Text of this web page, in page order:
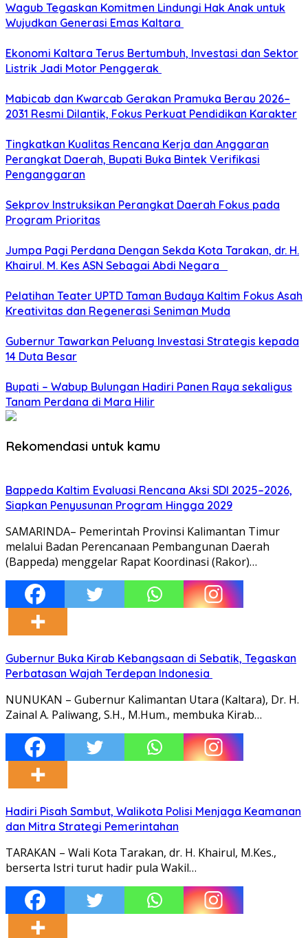
Wagub Tegaskan Komitmen Lindungi Hak Anak untuk
Wujudkan Generasi Emas Kaltara
Ekonomi Kaltara Terus Bertumbuh, Investasi dan Sektor
Listrik Jadi Motor Penggerak
Mabicab dan Kwarcab Gerakan Pramuka Berau 2026–
2031 Resmi Dilantik, Fokus Perkuat Pendidikan Karakter
Tingkatkan Kualitas Rencana Kerja dan Anggaran
Perangkat Daerah, Bupati Buka Bintek Verifikasi
Penganggaran
Sekprov Instruksikan Perangkat Daerah Fokus pada
Program Prioritas
Jumpa Pagi Perdana Dengan Sekda Kota Tarakan, dr. H.
Khairul. M. Kes ASN Sebagai Abdi Negara
Pelatihan Teater UPTD Taman Budaya Kaltim Fokus Asah
Kreativitas dan Regenerasi Seniman Muda
Gubernur Tawarkan Peluang Investasi Strategis kepada
14 Duta Besar
Bupati – Wabup Bulungan Hadiri Panen Raya sekaligus
Tanam Perdana di Mara Hilir
Rekomendasi untuk kamu
Bappeda Kaltim Evaluasi Rencana Aksi SDI 2025–2026,
Siapkan Penyusunan Program Hingga 2029
SAMARINDA– Pemerintah Provinsi Kalimantan Timur
melalui Badan Perencanaan Pembangunan Daerah
(Bappeda) menggelar Rapat Koordinasi (Rakor)…
Gubernur Buka Kirab Kebangsaan di Sebatik, Tegaskan
Perbatasan Wajah Terdepan Indonesia
NUNUKAN – Gubernur Kalimantan Utara (Kaltara), Dr. H.
Zainal A. Paliwang, S.H., M.Hum., membuka Kirab…
Hadiri Pisah Sambut, Walikota Polisi Menjaga Keamanan
dan Mitra Strategi Pemerintahan
TARAKAN – Wali Kota Tarakan, dr. H. Khairul, M.Kes.,
berserta Istri turut hadir pula Wakil…